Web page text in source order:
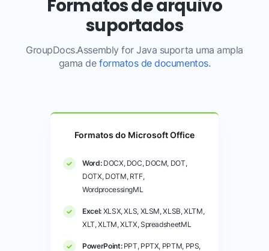
Formatos de arquivo
suportados
GroupDocs.Assembly for Java suporta uma ampla
gama deformatos de documentos.
Formatos do Microsoft Office
Word:DOCX, DOC, DOCM, DOT,
DOTX, DOTM, RTF,
WordprocessingML
Excel:XLSX, XLS, XLSM, XLSB, XLTM,
XLT, XLTM, XLTX, SpreadsheetML
PowerPoint:PPT, PPTX, PPTM, PPS,